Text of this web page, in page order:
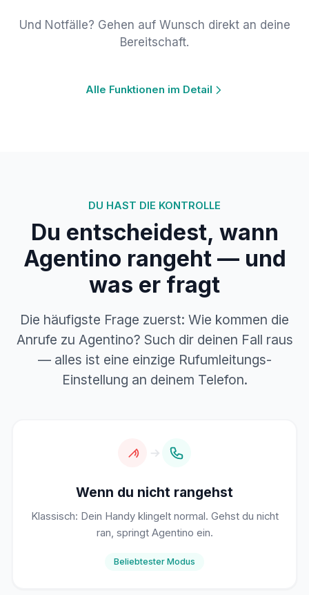
Und Notfälle? Gehen auf Wunsch direkt an deine
Bereitschaft.
Alle Funktionen im Detail
DU HAST DIE KONTROLLE
Du entscheidest, wann
Agentino rangeht — und
was er fragt
Die häufigste Frage zuerst: Wie kommen die
Anrufe zu Agentino? Such dir deinen Fall raus
— alles ist eine einzige Rufumleitungs-
Einstellung an deinem Telefon.
Wenn du nicht rangehst
Klassisch: Dein Handy klingelt normal. Gehst du nicht
ran, springt Agentino ein.
Beliebtester Modus